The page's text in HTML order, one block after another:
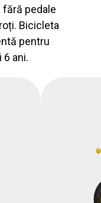
pedale
Bicicleta
pentru
ani.